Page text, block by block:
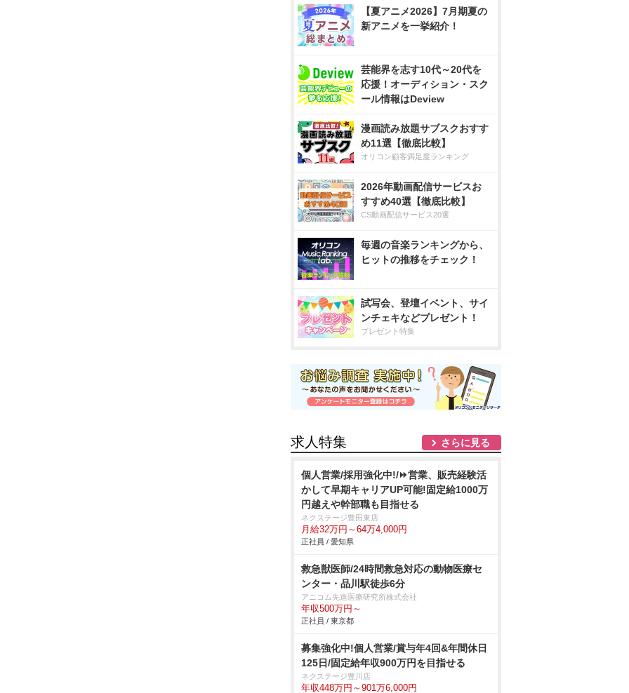
【夏アニメ2026】7月期夏の
新アニメを一挙紹介！
芸能界を志す10代～20代を
応援！オーディション・スク
ール情報はDeview
漫画読み放題サブスクおすす
め11選【徹底比較】
オリコン顧客満足度ランキング
2026年動画配信サービスお
すすめ40選【徹底比較】
CS動画配信サービス20選
毎週の音楽ランキングから、
ヒットの推移をチェック！
試写会、登壇イベント、サイ
ンチェキなどプレゼント！
プレゼント特集
求人特集 さらに見る
個人営業/採用強化中!/⏩️営業、販売経験活
かして早期キャリアUP可能!固定給1000万
円越えや幹部職も目指せる
ネクステージ豊田東店
月給32万円～64万4,000円
正社員 / 愛知県
救急獣医師/24時間救急対応の動物医療セ
ンター・品川駅徒歩6分
アニコム先進医療研究所株式会社
年収500万円～
正社員 / 東京都
募集強化中!個人営業/賞与年4回&年間休日
125日/固定給年収900万円を目指せる
ネクステージ豊川店
年収448万円～901万6,000円